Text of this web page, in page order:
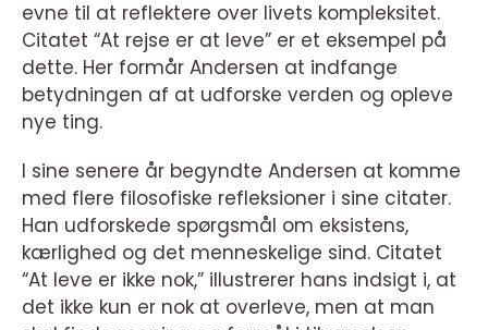
evne til at reflektere over livets kompleksitet.
Citatet “At rejse er at leve” er et eksempel på
dette. Her formår Andersen at indfange
betydningen af at udforske verden og opleve
nye ting.
I sine senere år begyndte Andersen at komme
med flere filosofiske refleksioner i sine citater.
Han udforskede spørgsmål om eksistens,
kærlighed og det menneskelige sind. Citatet
“At leve er ikke nok,” illustrerer hans indsigt i, at
det ikke kun er nok at overleve, men at man